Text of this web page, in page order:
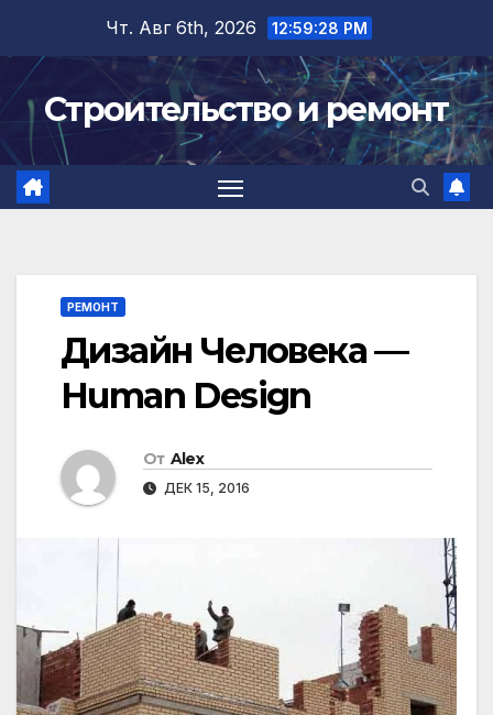
содержимому
Чт. Авг 6th, 2026 12:59:29 PM
Строительство и ремонт
РЕМОНТ
Дизайн Человека —
Human Design
От Alex
ДЕК 15, 2016